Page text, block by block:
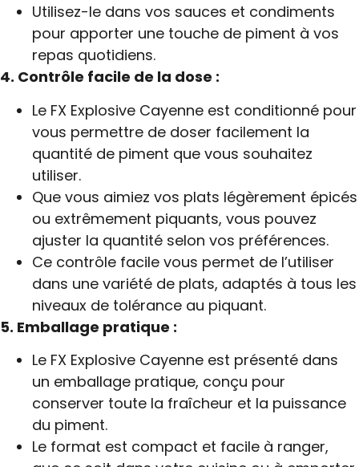
Utilisez-le dans vos sauces et condiments
pour apporter une touche de piment à vos
repas quotidiens.
4. Contrôle facile de la dose :
Le FX Explosive Cayenne est conditionné pour
vous permettre de doser facilement la
quantité de piment que vous souhaitez
utiliser.
Que vous aimiez vos plats légèrement épicés
ou extrêmement piquants, vous pouvez
ajuster la quantité selon vos préférences.
Ce contrôle facile vous permet de l’utiliser
dans une variété de plats, adaptés à tous les
niveaux de tolérance au piquant.
5. Emballage pratique :
Le FX Explosive Cayenne est présenté dans
un emballage pratique, conçu pour
conserver toute la fraîcheur et la puissance
du piment.
Le format est compact et facile à ranger,